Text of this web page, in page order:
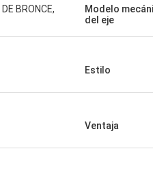
BRONCE,
Modelo
del eje
Estilo
Ventaja